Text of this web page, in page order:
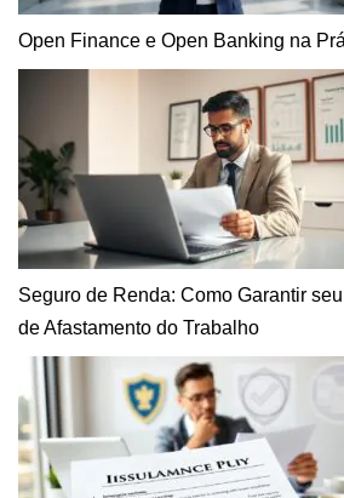
Open Finance e Open Banking na
Seguro de Renda: Como Garantir
de Afastamento do Trabalho